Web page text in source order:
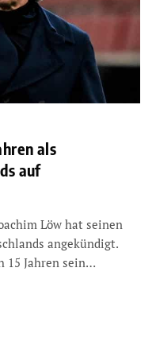
als
auf
Löw hat seinen
angekündigt.
15 Jahren sein…